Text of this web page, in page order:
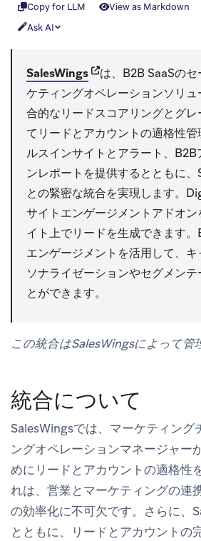
Copy for LLM View as Markdown
Ask AI
SalesWings(opens in new tab)
は、B2B SaaSの
ケティングオペレーションソリ
合的なリードスコアリングとグ
てリードとアカウントの適格性
ルスインサイトとアラート、B2B
ンレポートを提供するとともに
との緊密な統合を実現します。
サイトエンゲージメントアドオ
イト上でリードを生成できます
エンゲージメントを活用して、
ソナライゼーションやセグメン
とができます。
この統合はSalesWingsによって管
統合について
SalesWingsでは、マーケティング
ングオペレーションマネージャー
めにリードとアカウントの適格性
れは、営業とマーケティングの連
の効率化に不可欠です。さらに、
とともに、リードとアカウントの